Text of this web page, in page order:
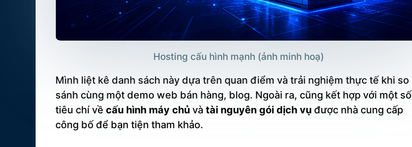
Hosting cấu hình mạnh (ảnh minh hoạ)
Mình liệt kê danh sách này dựa trên quan điểm và trải nghiệm thực tế khi so
sánh cùng một demo web bán hàng, blog. Ngoài ra, cũng kết hợp với một số
tiêu chí về cấu hình máy chủ và tài nguyên gói dịch vụ được nhà cung cấp
công bố để bạn tiện tham khảo.